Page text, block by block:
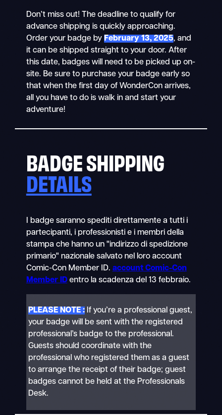
Don’t miss out! The deadline to qualify for
advance shipping is quickly approaching.
Order your badge by February 13, 2025, and
it can be shipped straight to your door. After
this date, badges will need to be picked up on-
site. Be sure to purchase your badge early so
that when the first day of WonderCon arrives,
all you have to do is walk in and start your
adventure!
BADGE SHIPPING
DETAILS
I badge saranno spediti direttamente a tutti i
partecipanti, i professionisti e i membri della
stampa che hanno un "indirizzo di spedizione
primario" nazionale salvato nel loro account
Comic-Con Member ID. account Comic-Con
Member IDentro la scadenza del 13 febbraio.
PLEASE NOTE : If you’re a professional guest,
your badge will be sent with the registered
professional’s badge to the professional.
Guests should coordinate with the
professional who registered them as a guest
to arrange the receipt of their badge; guest
badges cannot be held at the Professionals
Desk.